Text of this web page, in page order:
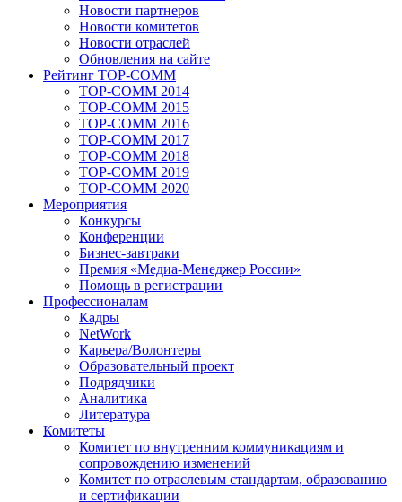
Новости партнеров
Новости комитетов
Новости отраслей
Обновления на сайте
Рейтинг TOP-COMM
TOP-COMM 2014
TOP-COMM 2015
TOP-COMM 2016
TOP-COMM 2017
TOP-COMM 2018
TOP-COMM 2019
TOP-COMM 2020
Мероприятия
Конкурсы
Конференции
Бизнес-завтраки
Премия «Медиа-Менеджер России»
Помощь в регистрации
Профессионалам
Кадры
NetWork
Карьера/Волонтеры
Образовательный проект
Подрядчики
Аналитика
Литература
Комитеты
Комитет по внутренним коммуникациям и
сопровождению изменений
Комитет по отраслевым стандартам, образованию
и сертификации